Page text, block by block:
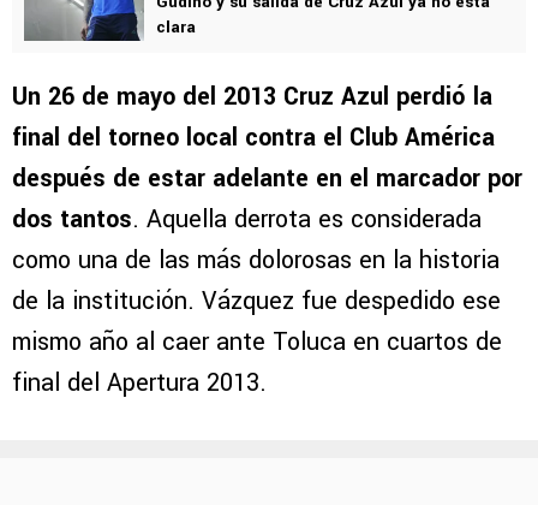
clara
Un 26 de mayo del 2013 Cruz Azul perdió la
final del torneo local contra el Club América
después de estar adelante en el marcador por
dos tantos. Aquella derrota es considerada
como una de las más dolorosas en la historia
de la institución. Vázquez fue despedido ese
mismo año al caer ante Toluca en cuartos de
final del Apertura 2013.